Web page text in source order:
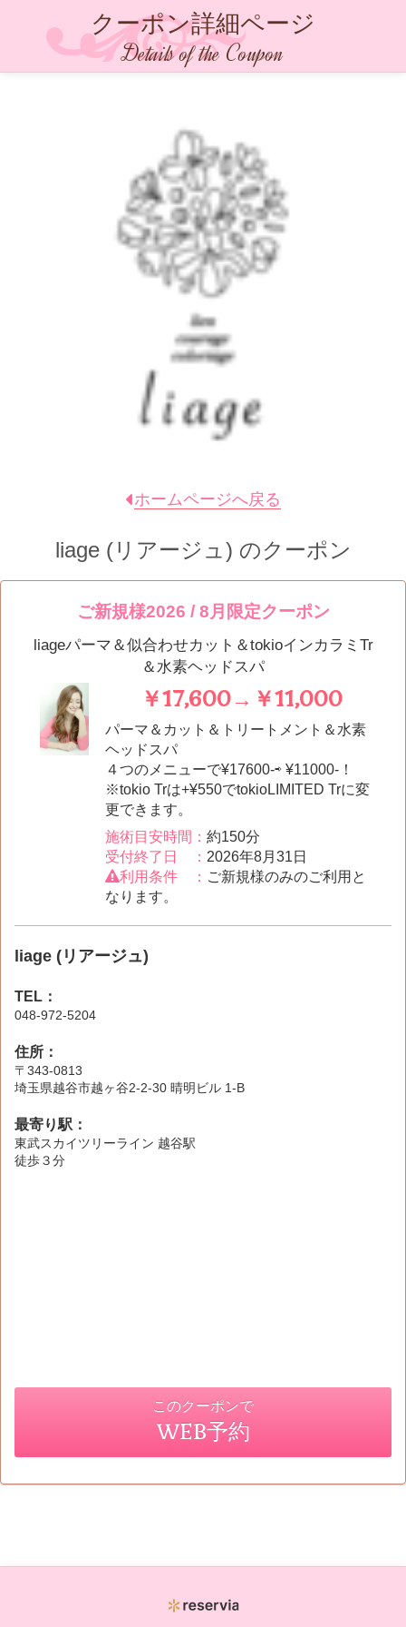
クーポン詳細ページ
Details of the Coupon
ホームページへ戻る
liage (リアージュ) のクーポン
ご新規様2026 / 8月限定クーポン
liageパーマ＆似合わせカット＆tokioインカラミTr
＆水素ヘッドスパ
￥17,600→￥11,000
パーマ＆カット＆トリートメント＆水素
ヘッドスパ
４つのメニューで¥17600-⇨ ¥11000-！
※tokio Trは+¥550でtokioLIMITED Trに変
更できます。
施術目安時間： 約150分
受付終了日 ： 2026年8月31日
利用条件 ： ご新規様のみのご利用と
なります。
liage (リアージュ)
TEL：
048-972-5204
住所：
〒343-0813
埼玉県越谷市越ヶ谷2-2-30 晴明ビル 1-B
最寄り駅：
東武スカイツリーライン 越谷駅
徒歩３分
このクーポンで
WEB予約